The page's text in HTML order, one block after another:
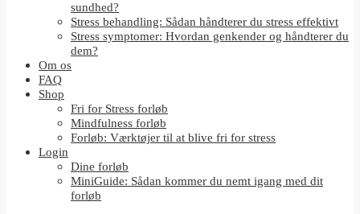
sundhed?
Stress behandling: Sådan håndterer du stress effektivt
Stress symptomer: Hvordan genkender og håndterer du
dem?
Om os
FAQ
Shop
Fri for Stress forløb
Mindfulness forløb
Forløb: Værktøjer til at blive fri for stress
Login
Dine forløb
MiniGuide: Sådan kommer du nemt igang med dit
forløb